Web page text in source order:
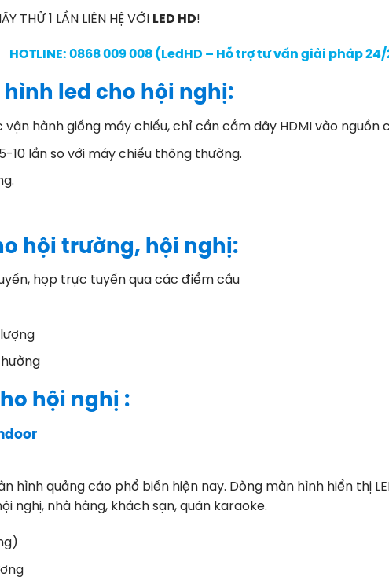
THỬ 1 LẦN LIÊN HỆ VỚI LED HD!
HOTLINE: 0868 009 008 (LedHD – Hỗ trợ tư vấn giải pháp
led cho hội nghị:
hành giống máy chiếu, chỉ cần cắm dây HDMI vào nguồn
10 lần so với máy chiếu thông thường.
hội trường, hội nghị:
họp trực tuyến qua các điểm cầu
hội nghị :
hình quảng cáo phổ biến hiện nay. Dòng màn hình hiển thị
nghị, nhà hàng, khách sạn, quán karaoke.